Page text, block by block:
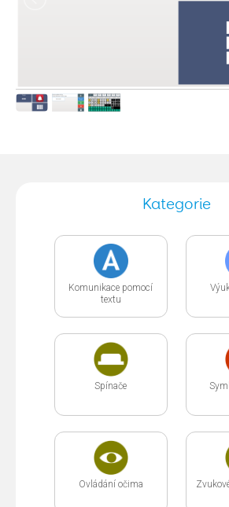
Kategorie
Komunikace pomocí
textu
Spínače
Ovládání očima